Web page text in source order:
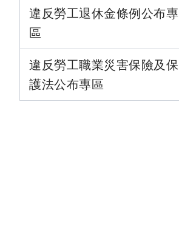
違反勞工退休金條例公布專
區
違反勞工職業災害保險及保
護法公布專區